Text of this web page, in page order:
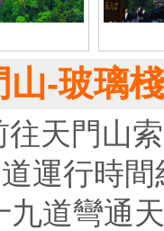
山-玻璃
往天門山
道運行時
九道彎通